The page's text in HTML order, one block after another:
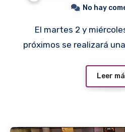
No hay
El martes 2 y miércoles 3 de noviembre
próximos se realizará
Leer